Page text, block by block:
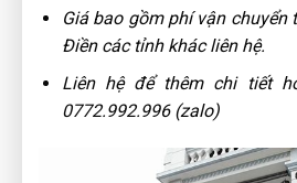
Giá bao gồm phí vận chuyển
Điền các tỉnh khác liên hệ.
Liên hệ để thêm chi tiết
0772.992.996 (zalo)